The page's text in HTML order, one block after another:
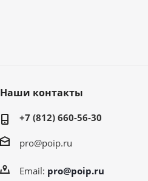
Наши контакты
+7 (812) 660-56-30
pro@poip.ru
Email: pro@poip.ru